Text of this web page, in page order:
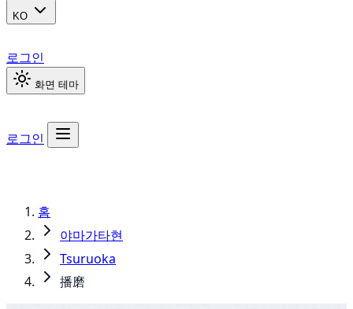
KO
로그인
화면 테마
로그인
홈
야마가타현
Tsuruoka
播磨